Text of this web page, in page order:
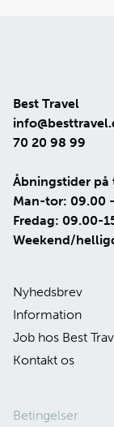
Best Travel
70 20 98 99
Åbningstider på
Man-tor: 09.00
Fredag: 09.00-
Weekend/
Nyhedsbrev
Information
Job hos Best
Kontakt os
Betingelser